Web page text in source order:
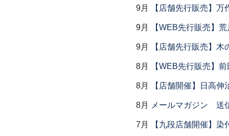
9月 【店舗先行販売】万
9月 【WEB先行販売】
9月 【店舗先行販売】木
8月 【WEB先行販売】
8月 【店舗開催】日高
8月 メールマガジン 送
7月 【九段店舗開催】染